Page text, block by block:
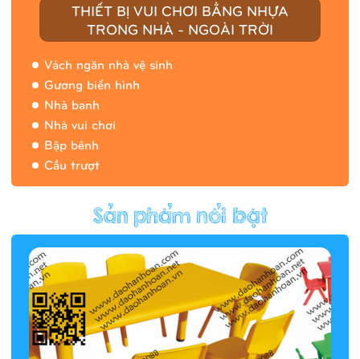
THIẾT BỊ VUI CHƠI BẰNG NHỰA
TRONG NHÀ - NGOÀI TRỜI
Vách ngăn nhà vệ sinh
Gương biến hình
Nhà banh
Nhà vui chơi
Bập bênh
Cầu trượt
Hàng rào/nhà banh 9H5412